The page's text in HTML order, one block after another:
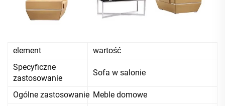
element
wartość
Specyficzne
zastosowanie
Sofa w salonie
Ogólne zastosowanie Meble domowe